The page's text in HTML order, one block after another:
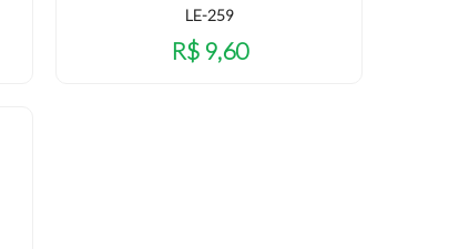
LE-259
R$ 9,60